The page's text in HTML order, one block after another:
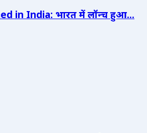
in India: भारत में लॉन्च हुआ...